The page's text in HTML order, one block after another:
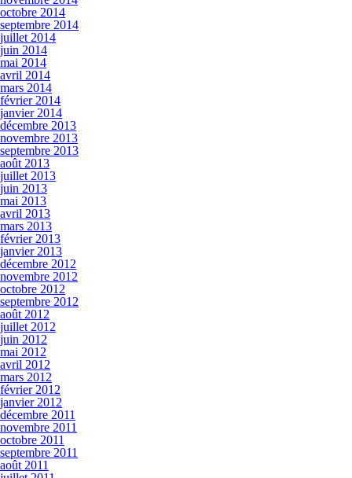
octobre 2014
septembre 2014
juillet 2014
juin 2014
mai 2014
avril 2014
mars 2014
février 2014
janvier 2014
décembre 2013
novembre 2013
septembre 2013
août 2013
juillet 2013
juin 2013
mai 2013
avril 2013
mars 2013
février 2013
janvier 2013
décembre 2012
novembre 2012
octobre 2012
septembre 2012
août 2012
juillet 2012
juin 2012
mai 2012
avril 2012
mars 2012
février 2012
janvier 2012
décembre 2011
novembre 2011
octobre 2011
septembre 2011
août 2011